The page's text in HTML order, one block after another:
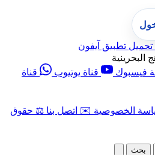
تحميل تطبيق آيفون
البحرينية
فيسبوك قناة يوتيوب
قناة
الخصوصية ✉️ اتصل بنا ⚖️ حقوق
بحث